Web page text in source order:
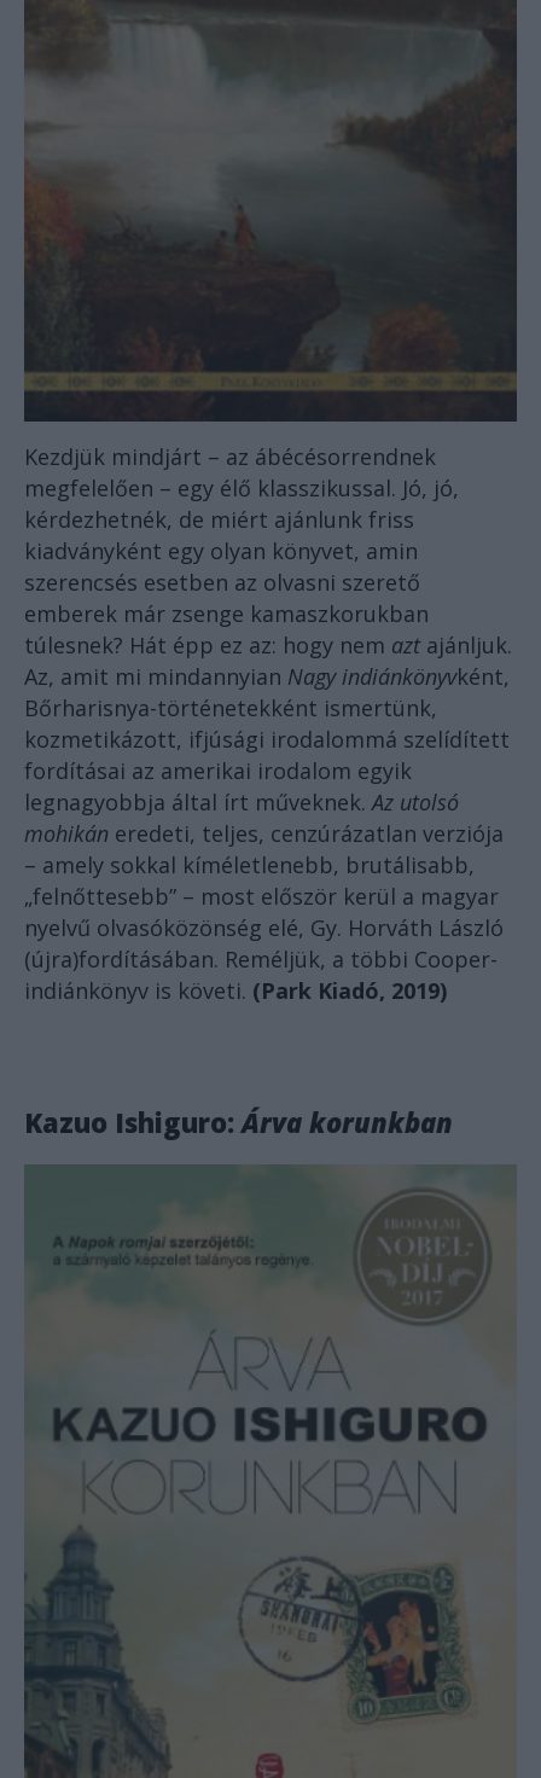
Kezdjük mindjárt – az ábécésorrendnek
megfelelően – egy élő klasszikussal. Jó, jó,
kérdezhetnék, de miért ajánlunk friss
kiadványként egy olyan könyvet, amin
szerencsés esetben az olvasni szerető
emberek már zsenge kamaszkorukban
túlesnek? Hát épp ez az: hogy nem aztajánljuk.
Az, amit mi mindannyian Nagy indiánkönyvként,
Bőrharisnya-történetekként ismertünk,
kozmetikázott, ifjúsági irodalommá szelídített
fordításai az amerikai irodalom egyik
legnagyobbja által írt műveknek.Az utolsó
mohikán eredeti, teljes, cenzúrázatlan verziója
– amely sokkal kíméletlenebb, brutálisabb,
„felnőttesebb” – most először kerül a magyar
nyelvű olvasóközönség elé, Gy. Horváth László
(újra)fordításában. Reméljük, a többi Cooper-
indiánkönyv is követi. (Park Kiadó, 2019)
Kazuo Ishiguro:Árva korunkban